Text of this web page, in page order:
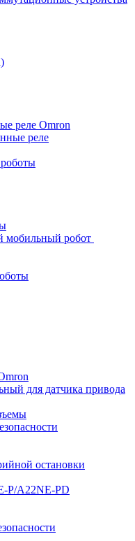
реле Omron
реле
мобильный робот
для датчика привода
остановки
P/A22NE-PD